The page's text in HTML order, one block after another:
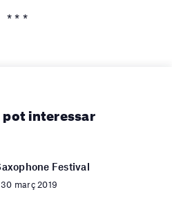
* * *
pot interessar
Festival
març 2019